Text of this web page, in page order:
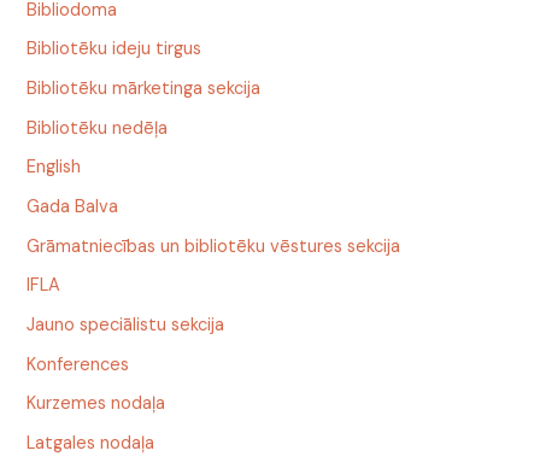
Bibliodoma
Bibliotēku ideju tirgus
Bibliotēku mārketinga sekcija
Bibliotēku nedēļa
English
Gada Balva
Grāmatniecības un bibliotēku vēstures sekcija
IFLA
Jauno speciālistu sekcija
Konferences
Kurzemes nodaļa
Latgales nodaļa